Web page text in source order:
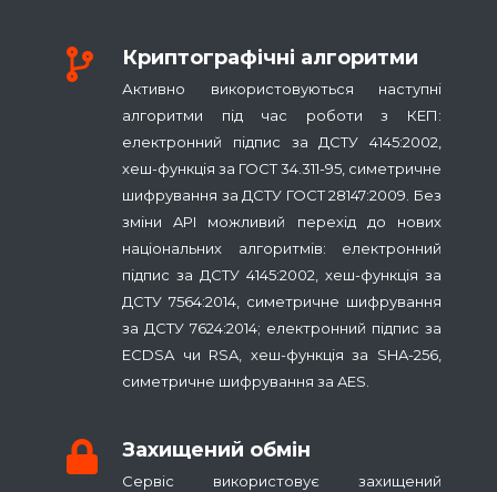
Криптографічні алгоритми
Активно використовуються наступні
алгоритми під час роботи з КЕП:
електронний підпис за ДСТУ 4145:2002,
хеш-функція за ГОСТ 34.311-95, симетричне
шифрування за ДСТУ ГОСТ 28147:2009. Без
зміни API можливий перехід до нових
національних алгоритмів: електронний
підпис за ДСТУ 4145:2002, хеш-функція за
ДСТУ 7564:2014, симетричне шифрування
за ДСТУ 7624:2014; електронний підпис за
ECDSA чи RSA, хеш-функція за SHA-256,
симетричне шифрування за AES.
Захищений обмін
Сервіс використовує захищений